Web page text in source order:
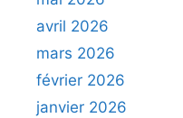
avril 2026
mars 2026
février 2026
janvier 2026